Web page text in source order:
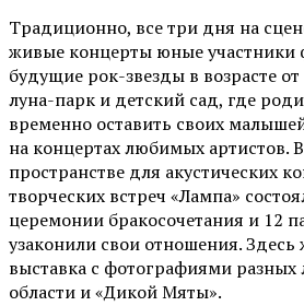
Традиционно, все три дня на
живые концерты юные участники
будущие рок-звезды в возрасте
луна-парк и детский сад, где
временно оставить своих
на концертах любимых артистов.
пространстве для акустических
творческих встреч «Лампа»
церемонии бракосочетания и 12
узаконили свои отношения.
выставка с фотографиями разных
области и «Дикой Мяты».